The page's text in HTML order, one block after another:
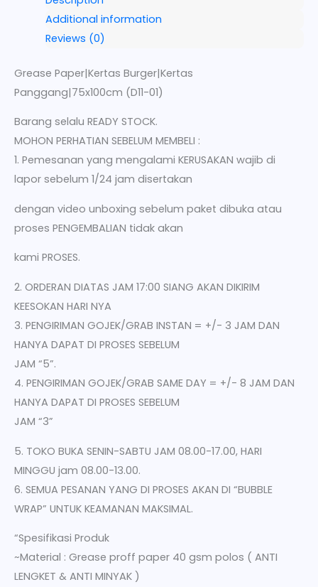
Additional information
Reviews (0)
Grease Paper|Kertas Burger|Kertas
Panggang|75x100cm (D11-01)
Barang selalu READY STOCK.
MOHON PERHATIAN SEBELUM MEMBELI :
1. Pemesanan yang mengalami KERUSAKAN wajib di
lapor sebelum 1/24 jam disertakan
dengan video unboxing sebelum paket dibuka atau
proses PENGEMBALIAN tidak akan
kami PROSES.
2. ORDERAN DIATAS JAM 17:00 SIANG AKAN DIKIRIM
KEESOKAN HARI NYA
3. PENGIRIMAN GOJEK/GRAB INSTAN = +/- 3 JAM DAN
HANYA DAPAT DI PROSES SEBELUM
JAM “5”.
4. PENGIRIMAN GOJEK/GRAB SAME DAY = +/- 8 JAM DAN
HANYA DAPAT DI PROSES SEBELUM
JAM “3”
5. TOKO BUKA SENIN-SABTU JAM 08.00-17.00, HARI
MINGGU jam 08.00-13.00.
6. SEMUA PESANAN YANG DI PROSES AKAN DI “BUBBLE
WRAP” UNTUK KEAMANAN MAKSIMAL.
“Spesifikasi Produk
~Material : Grease proff paper 40 gsm polos ( ANTI
LENGKET & ANTI MINYAK )